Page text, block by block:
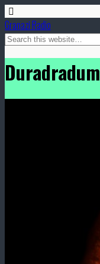
Granazi Radio
Duradradum